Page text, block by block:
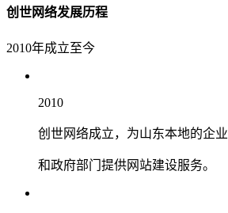
创世网络发展历程
2010年成立至今
2010
创世网络成立，为山东本地的企业
和政府部门提供网站建设服务。